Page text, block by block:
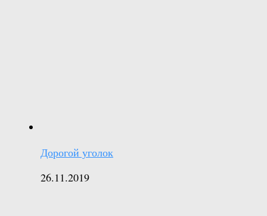
Дорогой уголок
26.11.2019